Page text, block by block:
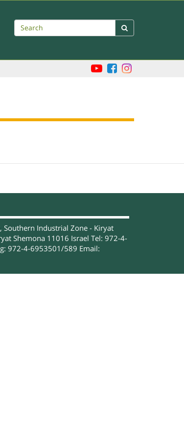
Search 
Industrial Zone - Kiryat
Shemona 11016 Israel Tel: 972-4-
972-4-6953501/589 Email: